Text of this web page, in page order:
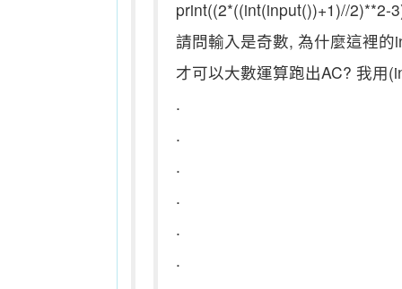
print((2*((int(input())+1)//2)**2-
請問輸入是奇數, 為什麼這裡
才可以大數運算跑出AC? 我用
.
.
.
.
.
.